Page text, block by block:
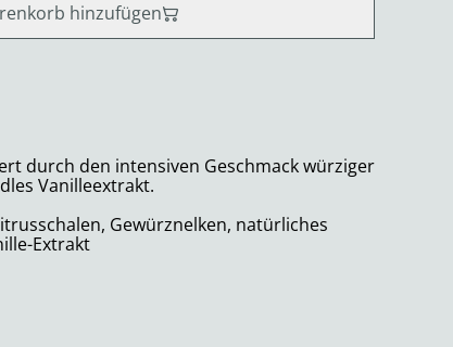
hinzufügen
durch den intensiven Geschmack würziger
Vanilleextrakt.
Gewürznelken, natürliches
Extrakt